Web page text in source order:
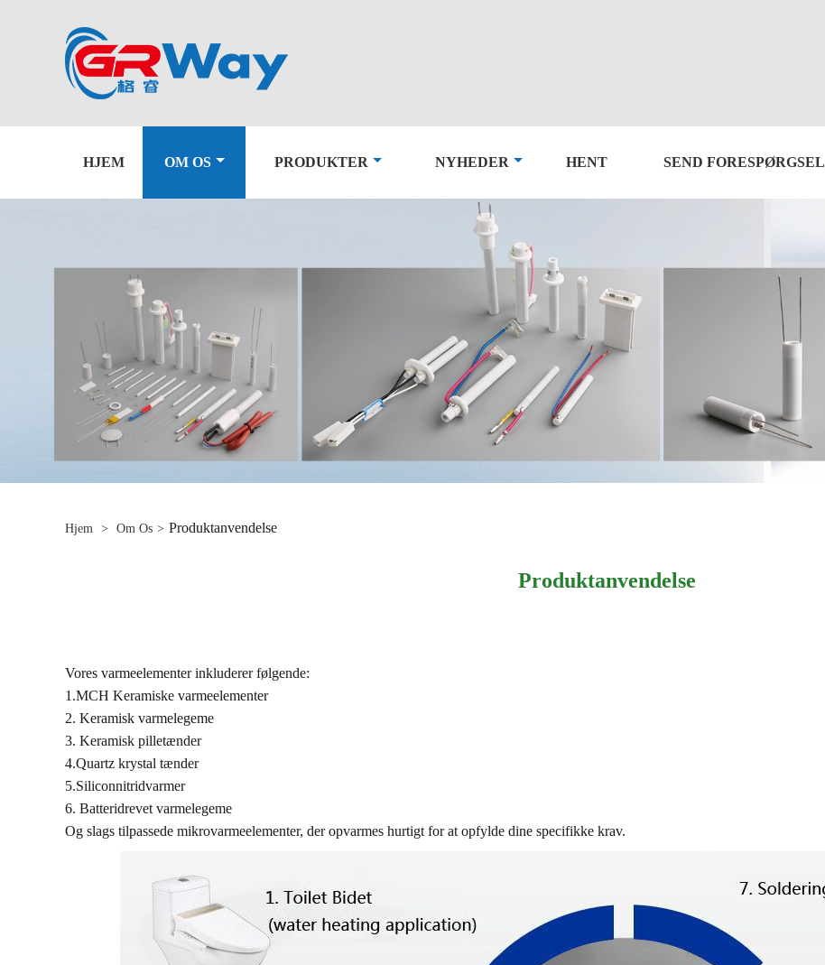
HJEM OM OS PRODUKTER NYHEDER HENT SEND FORESPØRGSEL
Hjem > Om Os > Produktanvendelse
Produktanvendelse
Vores varmeelementer inkluderer følgende:
1.MCH Keramiske varmeelementer
2. Keramisk varmelegeme
3. Keramisk pilletænder
4.Quartz krystal tænder
5.Siliconnitridvarmer
6. Batteridrevet varmelegeme
Og slags tilpassede mikrovarmeelementer, der opvarmes hurtigt for at opfylde dine specifikke krav.